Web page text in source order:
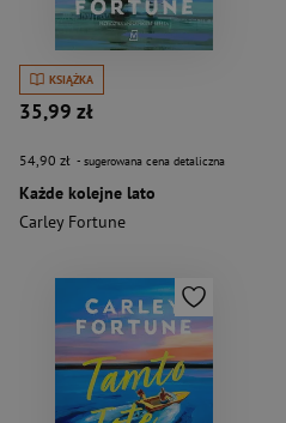
KSIĄŻKA
35,99 zł
54,90 zł - sugerowana cena detaliczna
Każde kolejne lato
Carley Fortune